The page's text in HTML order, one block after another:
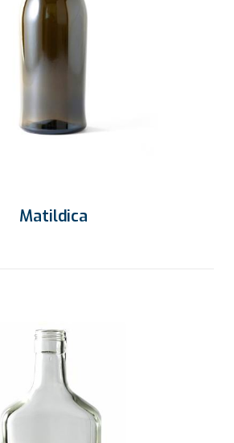
Matildica